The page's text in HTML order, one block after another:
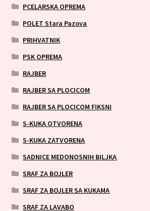
PCELARSKA OPREMA
POLET Stara Pazova
PRIHVATNIK
PSK OPREMA
RAJBER
RAJBER SA PLOCICOM
RAJBER SA PLOCICOM FIKSNI
S-KUKA OTVORENA
S-KUKA ZATVORENA
SADNICE MEDONOSNIH BILJKA
SRAF ZA BOJLER
SRAF ZA BOJLER SA KUKAMA
SRAF ZA LAVABO